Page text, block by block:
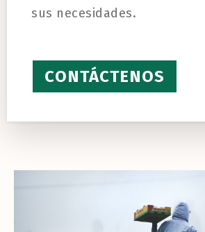
sus necesidades.
CONTÁCTENOS